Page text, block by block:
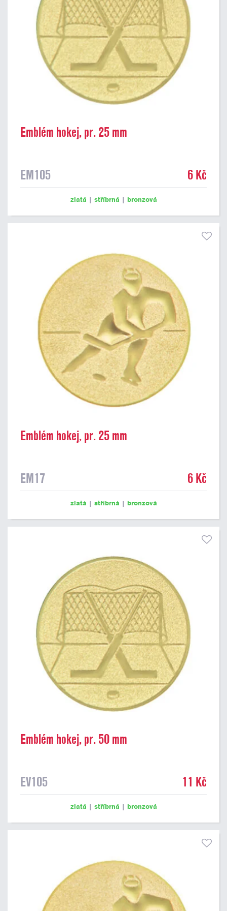
Emblém hokej, pr. 25 mm
EM105 6 Kč
zlatá | stříbrná | bronzová
Emblém hokej, pr. 25 mm
EM17 6 Kč
zlatá | stříbrná | bronzová
Emblém hokej, pr. 50 mm
EV105 11 Kč
zlatá | stříbrná | bronzová